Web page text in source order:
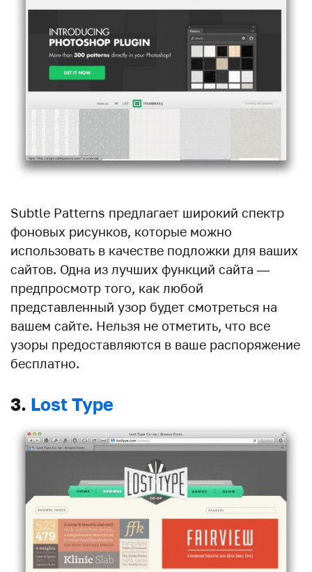
Subtle Patterns предлагает широкий спектр
фоновых рисунков, которые можно
использовать в качестве подложки для ваших
сайтов. Одна из лучших функций сайта —
предпросмотр того, как любой
представленный узор будет смотреться на
вашем сайте. Нельзя не отметить, что все
узоры предоставляются в ваше распоряжение
бесплатно.
3. Lost Type